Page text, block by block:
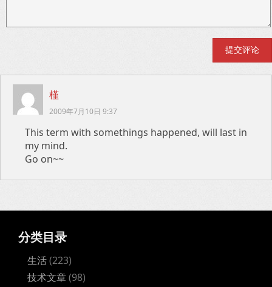
槿
2009年7月10日 9:37
This term with somethings happened, will last in
my mind.
Go on~~
分类目录
生活(223)
技术文章(98)